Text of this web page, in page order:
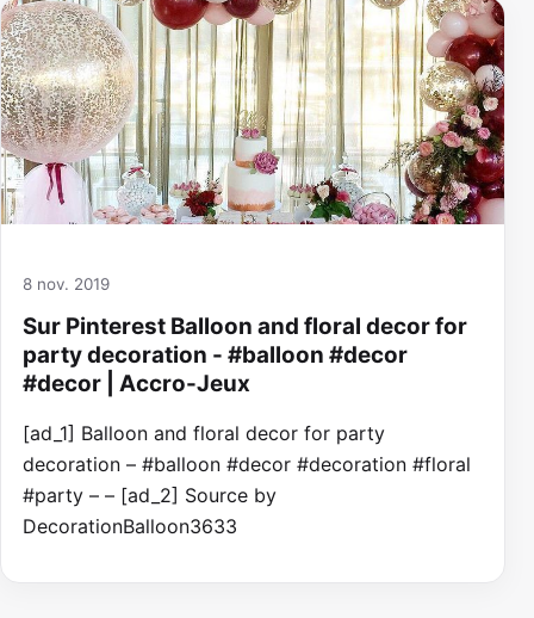
8 nov. 2019
Sur Pinterest Balloon and floral decor for
party decoration - #balloon #decor
#decor | Accro-Jeux
[ad_1] Balloon and floral decor for party
decoration – #balloon #decor #decoration #floral
#party – – [ad_2] Source by
DecorationBalloon3633